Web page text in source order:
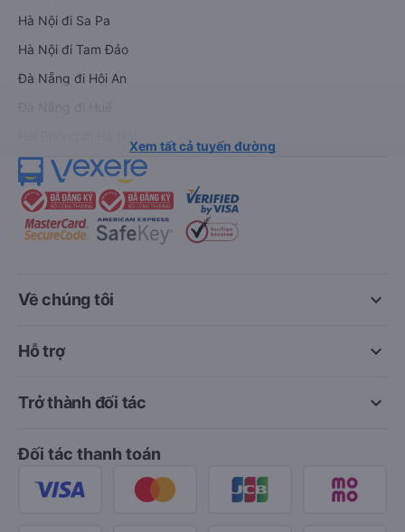
Hà Nội đi Sa Pa
Hà Nội đi Tam Đảo
Đà Nẵng đi Hội An
Xem tất cả tuyến đường
keyboard_arrow_down
Về chúng tôi
keyboard_arrow_down
Hỗ trợ
keyboard_arrow_down
Trở thành đối tác
Đối tác thanh toán